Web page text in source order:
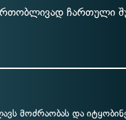
ჩართული
მოძრაობას და